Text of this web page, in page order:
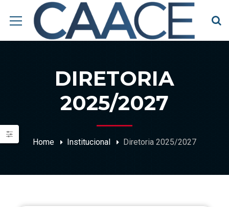
DIRETORIA
2025/2027
Home Institucional Diretoria 2025/2027